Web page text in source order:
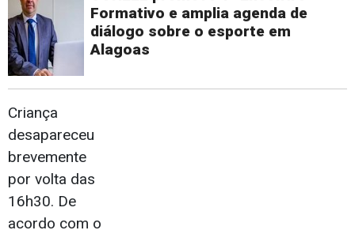
Formativo e amplia agenda de
diálogo sobre o esporte em
Alagoas
Criança
desapareceu
brevemente
por volta das
16h30. De
acordo com o